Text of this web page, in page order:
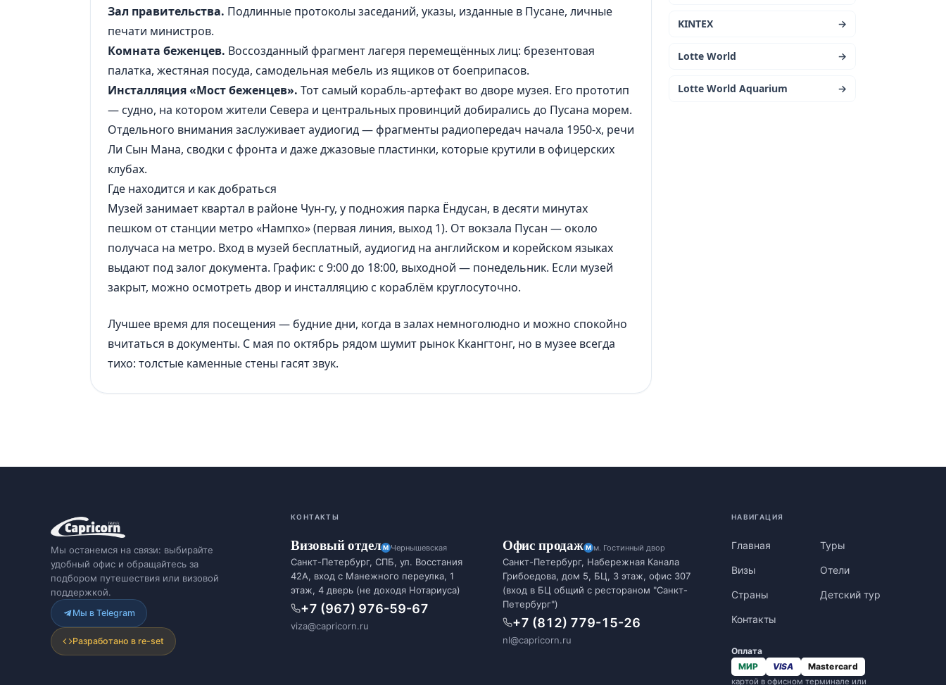
Зал правительства. Подлинные протоколы заседаний, указы, изданные в Пусане, личные
печати министров.
Комната беженцев. Воссозданный фрагмент лагеря перемещённых лиц: брезентовая
палатка, жестяная посуда, самодельная мебель из ящиков от боеприпасов.
Инсталляция «Мост беженцев». Тот самый корабль-артефакт во дворе музея. Его прототип
— судно, на котором жители Севера и центральных провинций добирались до Пусана морем.
Отдельного внимания заслуживает аудиогид — фрагменты радиопередач начала 1950-х, речи
Ли Сын Мана, сводки с фронта и даже джазовые пластинки, которые крутили в офицерских
клубах.
Где находится и как добраться
Музей занимает квартал в районе Чун-гу, у подножия парка Ёндусан, в десяти минутах
пешком от станции метро «Нампхо» (первая линия, выход 1). От вокзала Пусан — около
получаса на метро. Вход в музей бесплатный, аудиогид на английском и корейском языках
выдают под залог документа. График: с 9:00 до 18:00, выходной — понедельник. Если музей
закрыт, можно осмотреть двор и инсталляцию с кораблём круглосуточно.
Лучшее время для посещения — будние дни, когда в залах немноголюдно и можно спокойно
вчитаться в документы. С мая по октябрь рядом шумит рынок Ккангтонг, но в музее всегда
тихо: толстые каменные стены гасят звук.
KINTEX →
Lotte World →
Lotte World Aquarium →
Мы останемся на связи: выбирайте
удобный офис и обращайтесь за
подбором путешествия или визовой
поддержкой.
Мы в Telegram
Разработано в re-set
КОНТАКТЫ
Визовый отдел Чернышевская
Санкт-Петербург, СПБ, ул. Восстания
42А, вход с Манежного переулка, 1
этаж, 4 дверь (не доходя Нотариуса)
+7 (967) 976-59-67
viza@capricorn.ru
Офис продаж м. Гостинный двор
Санкт-Петербург, Набережная Канала
Грибоедова, дом 5, БЦ, 3 этаж, офис 307
(вход в БЦ общий с рестораном "Санкт-
Петербург")
+7 (812) 779-15-26
nl@capricorn.ru
НАВИГАЦИЯ
Главная Туры
Визы Отели
Страны Детский тур
Контакты
Оплата
МИР
VISA Mastercard
картой в офисном терминале или